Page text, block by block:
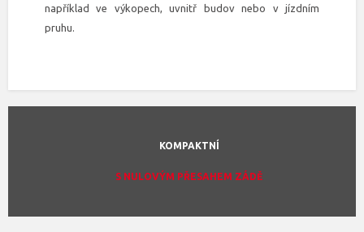
například ve výkopech, uvnitř budov nebo v jízdním
pruhu.
KOMPAKTNÍ
S NULOVÝM PŘESAHEM ZÁDĚ